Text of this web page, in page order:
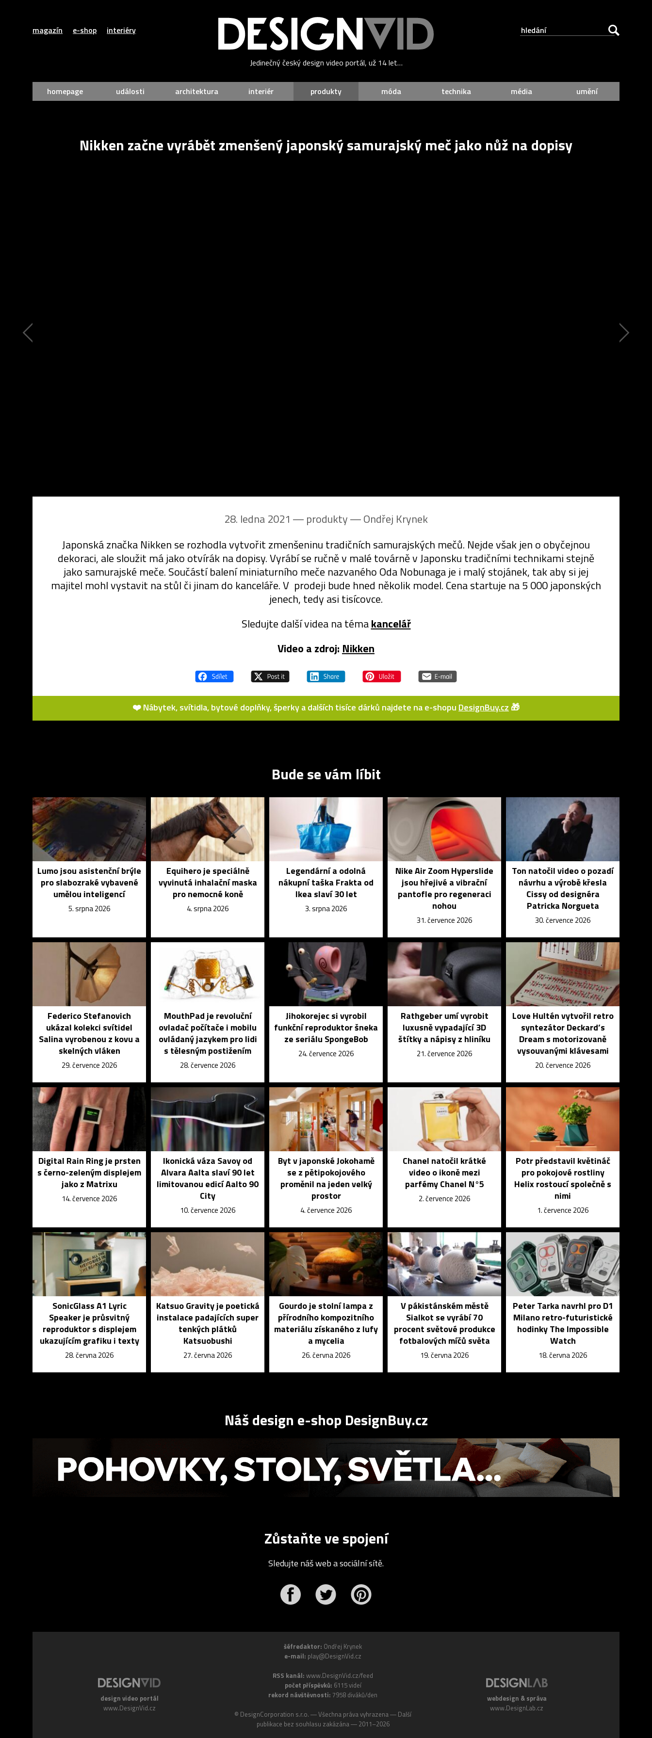
magazín e-shop interiéry
Jedinečný český design video portál, už 14 let…
homepage události architektura interiér produkty móda technika média umění
Nikken začne vyrábět zmenšený japonský samurajský meč jako nůž na dopisy
28. ledna 2021 ― produkty ―Ondřej Krynek
Japonská značka Nikken se rozhodla vytvořit zmenšeninu tradičních samurajských mečů. Nejde však jen o obyčejnou
dekoraci, ale sloužit má jako otvírák na dopisy. Vyrábí se ručně v malé továrně v Japonsku tradičními technikami stejně
jako samurajské meče. Součástí balení miniaturního meče nazvaného Oda Nobunaga je i malý stojánek, tak aby si jej
majitel mohl vystavit na stůl či jinam do kanceláře. V prodeji bude hned několik model. Cena startuje na 5 000 japonských
jenech, tedy asi tisícovce.
Sledujte další videa na témakancelář
Video a zdroj: Nikken
❤️ Nábytek, svítidla, bytové doplňky, šperky a dalších tisíce dárků najdete na e-shopu DesignBuy.cz 🎁
Bude se vám líbit
Lumo jsou asistenční brýle
pro slabozraké vybavené
umělou inteligencí
5. srpna 2026
Equihero je speciálně
vyvinutá inhalační maska
pro nemocné koně
4. srpna 2026
Legendární a odolná
nákupní taška Frakta od
Ikea slaví 30 let
3. srpna 2026
Nike Air Zoom Hyperslide
jsou hřejivé a vibrační
pantofle pro regeneraci
nohou
31. července 2026
Ton natočil video o pozadí
návrhu a výrobě křesla
Cissy od designéra
Patricka Norgueta
30. července 2026
Federico Stefanovich
ukázal kolekci svítidel
Salina vyrobenou z kovu a
skelných vláken
29. července 2026
MouthPad je revoluční
ovladač počítače i mobilu
ovládaný jazykem pro lidi
s tělesným postižením
28. července 2026
Jihokorejec si vyrobil
funkční reproduktor šneka
ze seriálu SpongeBob
24. července 2026
Rathgeber umí vyrobit
luxusně vypadající 3D
štítky a nápisy z hliníku
21. července 2026
Love Hultén vytvořil retro
syntezátor Deckard’s
Dream s motorizovaně
vysouvanými klávesami
20. července 2026
Digital Rain Ring je prsten
s černo-zeleným displejem
jako z Matrixu
14. července 2026
Ikonická váza Savoy od
Alvara Aalta slaví 90 let
limitovanou edicí Aalto 90
City
10. července 2026
Byt v japonské Jokohamě
se z pětipokojového
proměnil na jeden velký
prostor
4. července 2026
Chanel natočil krátké
video o ikoně mezi
parfémy Chanel N°5
2. července 2026
Potr představil květináč
pro pokojové rostliny
Helix rostoucí společně s
nimi
1. července 2026
SonicGlass A1 Lyric
Speaker je průsvitný
reproduktor s displejem
ukazujícím grafiku i texty
28. června 2026
Katsuo Gravity je poetická
instalace padajících super
tenkých plátků
Katsuobushi
27. června 2026
Gourdo je stolní lampa z
přírodního kompozitního
materiálu získaného z lufy
a mycelia
26. června 2026
V pákistánském městě
Sialkot se vyrábí 70
procent světové produkce
fotbalových míčů světa
19. června 2026
Peter Tarka navrhl pro D1
Milano retro-futuristické
hodinky The Impossible
Watch
18. června 2026
Náš design e-shop DesignBuy.cz
Zůstaňte ve spojení
Sledujte náš web a sociální sítě.
design video portál
www.DesignVid.cz
šéfredaktor: Ondřej Krynek
e-mail: play@DesignVid.cz
RSS kanál: www.DesignVid.cz/feed
počet příspěvků: 6115 videí
rekord návštěvnosti: 7958 diváků/den
© DesignCorporation s.r.o. ― Všechna práva vyhrazena ― Další
publikace bez souhlasu zakázána ― 2011–2026
webdesign & správa
www.DesignLab.cz